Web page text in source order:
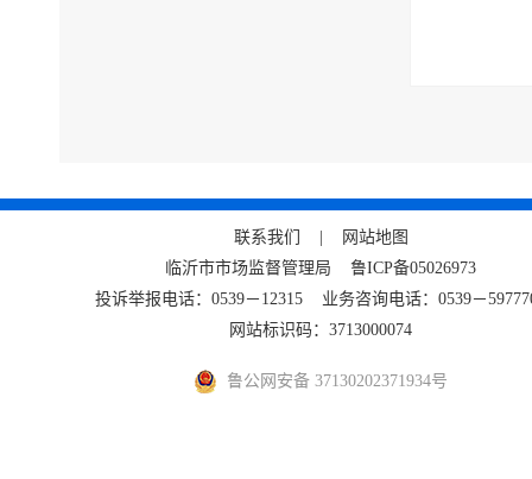
联系我们 |
网站地图
临沂市市场监督管理局 鲁ICP备05026973
投诉举报电话：0539－12315 业务咨询电话：0539－
网站标识码：3713000074
鲁公网安备 37130202371934号